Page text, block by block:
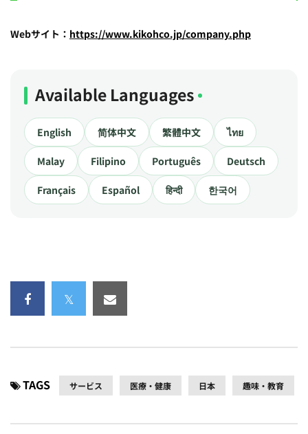
Webサイト： https://www.kikohco.jp/company.php
Available Languages
English 简体中文 繁體中文 ไทย
Malay Filipino Português Deutsch
Français Español हिन्दी 한국어
TAGS サービス 医療・健康 日本 趣味・教育